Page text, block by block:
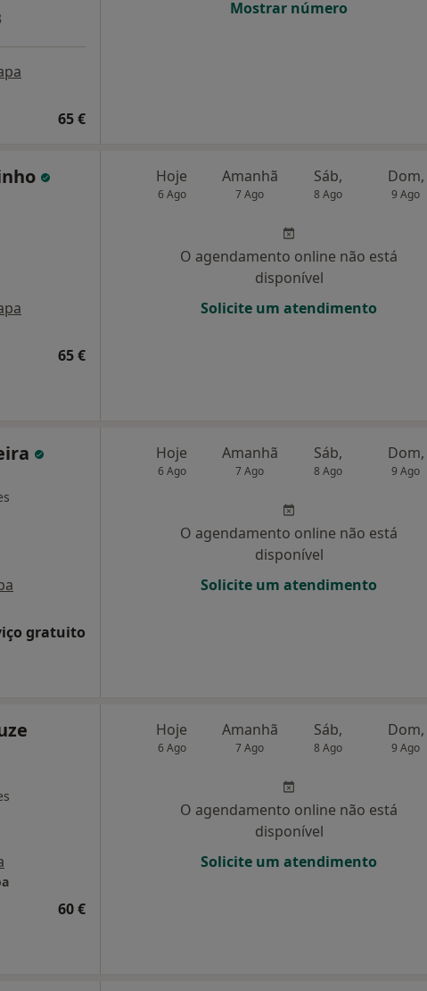
65 €
Mostrar número
65 €
Hoje
6 Ago
Amanhã
7 Ago
Sáb,
8 Ago
Dom,
9 Ago
O agendamento online não está
disponível
Solicite um atendimento
gratuito
Hoje
6 Ago
Amanhã
7 Ago
Sáb,
8 Ago
Dom,
9 Ago
O agendamento online não está
disponível
Solicite um atendimento
60 €
Hoje
6 Ago
Amanhã
7 Ago
Sáb,
8 Ago
Dom,
9 Ago
O agendamento online não está
disponível
Solicite um atendimento